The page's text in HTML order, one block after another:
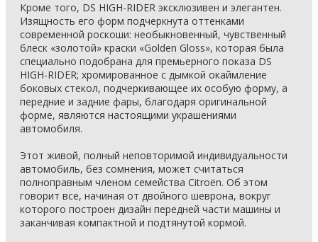
Кроме того, DS HIGH-RIDER эксклюзивен и элегантен.
Изящность его форм подчеркнута оттенками
современной роскоши: необыкновенный, чувственный
блеск «золотой» краски «Golden Gloss», которая была
специально подобрана для премьерного показа DS
HIGH-RIDER; хромированное с дымкой окаймление
боковых стекол, подчеркивающее их особую форму, а
передние и задние фары, благодаря оригинальной
форме, являются настоящими украшениями
автомобиля.
Этот живой, полный неповторимой индивидуальности
автомобиль, без сомнения, может считаться
полноправным членом семейства Citroën. Об этом
говорит все, начиная от двойного шеврона, вокруг
которого построен дизайн передней части машины и
заканчивая компактной и подтянутой кормой.